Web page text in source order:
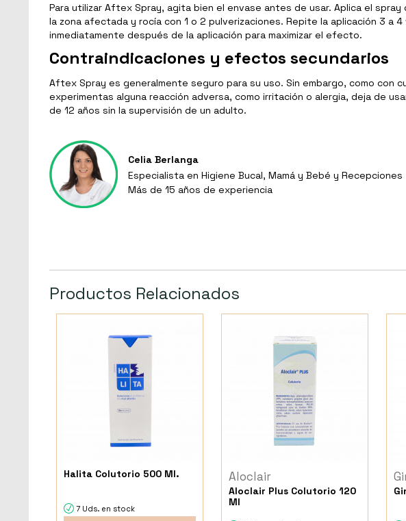
Para utilizar Aftex Spray, agita bien el envase antes de usar. Aplica el
la zona afectada y rocía con 1 o 2 pulverizaciones. Repite la aplicación 3 a
inmediatamente después de la aplicación para maximizar el efecto.
Contraindicaciones y efectos secundarios
Aftex Spray es generalmente seguro para su uso. Sin embargo, como
experimentas alguna reacción adversa, como irritación o alergia, deja de
de 12 años sin la supervisión de un adulto.
Celia Berlanga
Especialista en Higiene Bucal, Mamá y Bebé y Recepciones
Más de 15 años de experiencia
Productos Relacionados
Halita Colutorio 500 Ml.
7 Uds. en stock
Aloclair
Aloclair Plus Colutorio 120
Ml